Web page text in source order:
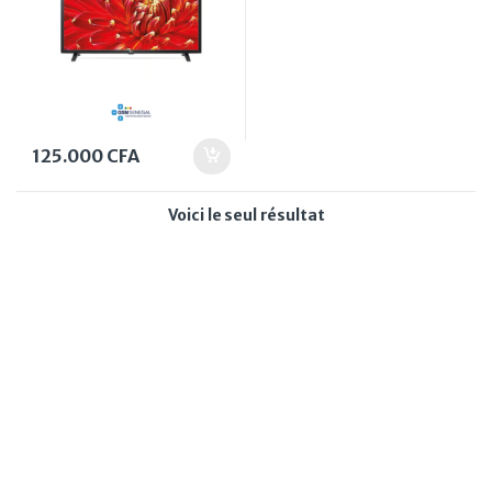
125.000 CFA
Voici le seul résultat